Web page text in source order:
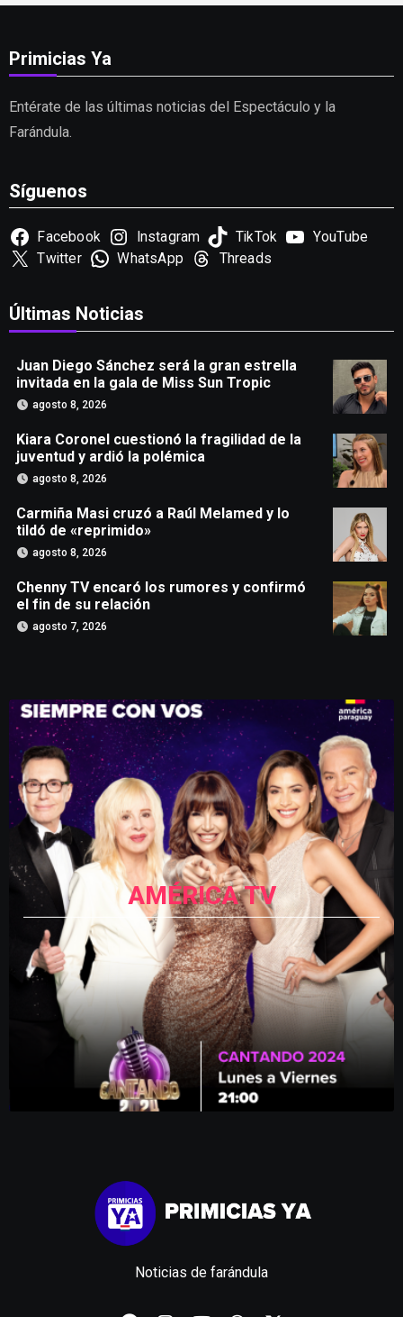
Primicias Ya
Entérate de las últimas noticias del Espectáculo y la
Farándula.
Síguenos
Facebook Instagram TikTok
YouTube
Twitter
WhatsApp Threads
Últimas Noticias
Juan Diego Sánchez será la gran estrella
invitada en la gala de Miss Sun Tropic
agosto 8, 2026
Kiara Coronel cuestionó la fragilidad de la
juventud y ardió la polémica
agosto 8, 2026
Carmiña Masi cruzó a Raúl Melamed y lo
tildó de «reprimido»
agosto 8, 2026
Chenny TV encaró los rumores y confirmó
el fin de su relación
agosto 7, 2026
AMÉRICA TV
Noticias de farándula